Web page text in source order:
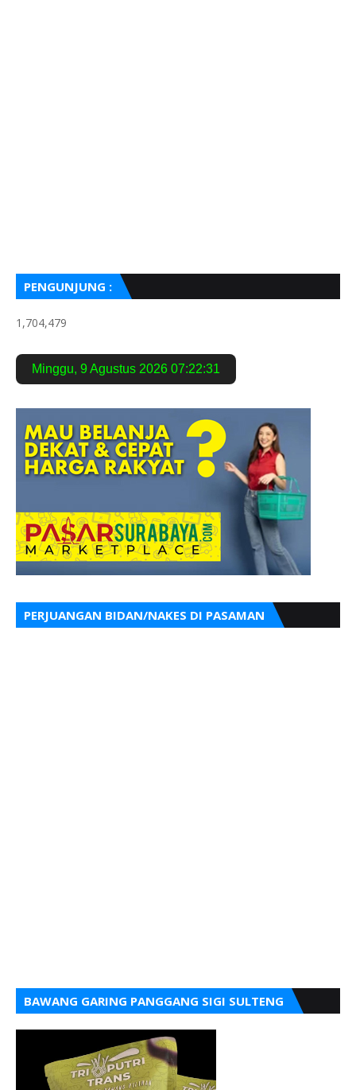
PENGUNJUNG :
1,704,479
Minggu, 9 Agustus 2026 07:22:32
PERJUANGAN BIDAN/NAKES DI PASAMAN
BAWANG GARING PANGGANG SIGI SULTENG